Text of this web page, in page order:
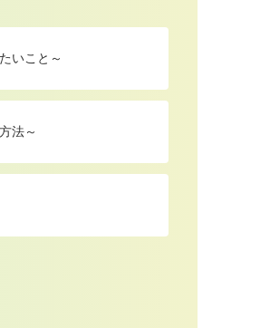
いこと～
法～